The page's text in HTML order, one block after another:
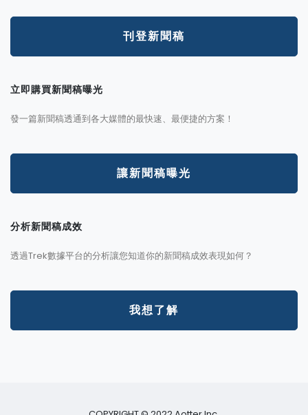
刊登新聞稿
立即購買新聞稿曝光
發一篇新聞稿透通到各大媒體的最快速、最便捷的方案！
讓新聞稿曝光
分析新聞稿成效
透過Trek數據平台的分析讓您知道你的新聞稿成效表現如何？
我想了解